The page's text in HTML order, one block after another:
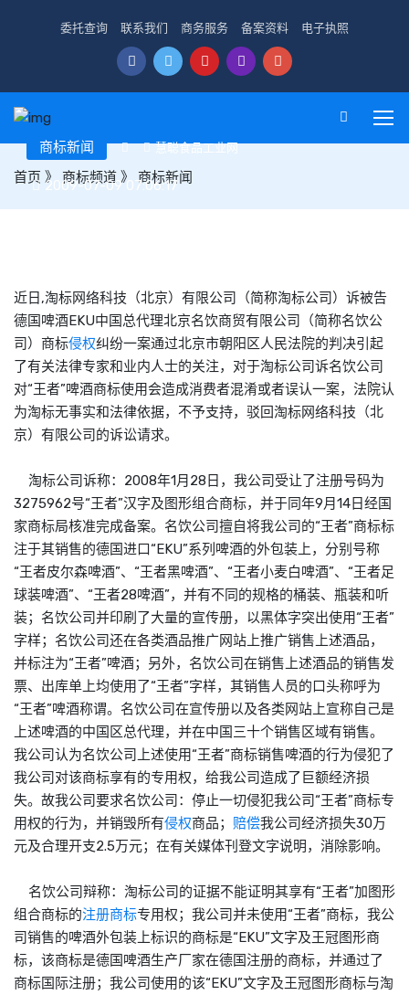
委托查询 联系我们 商务服务 备案资料 电子执照
首页 》 商标频道》商标新闻
商标新闻 慧聪食品工业网
2009-07-09 07:06:17
近日,淘标网络科技（北京）有限公司（简称淘标公司）诉被告
德国啤酒EKU中国总代理北京名饮商贸有限公司（简称名饮公
司）商标侵权纠纷一案通过北京市朝阳区人民法院的判决引起
了有关法律专家和业内人士的关注，对于淘标公司诉名饮公司
对“王者”啤酒商标使用会造成消费者混淆或者误认一案，法院认
为淘标无事实和法律依据，不予支持，驳回淘标网络科技（北
京）有限公司的诉讼请求。
淘标公司诉称：2008年1月28日，我公司受让了注册号码为
3275962号“王者”汉字及图形组合商标，并于同年9月14日经国
家商标局核准完成备案。名饮公司擅自将我公司的“王者”商标标
注于其销售的德国进口“EKU”系列啤酒的外包装上，分别号称
“王者皮尔森啤酒”、“王者黑啤酒”、“王者小麦白啤酒”、“王者足
球装啤酒”、“王者28啤酒”，并有不同的规格的桶装、瓶装和听
装；名饮公司并印刷了大量的宣传册，以黑体字突出使用“王者”
字样；名饮公司还在各类酒品推广网站上推广销售上述酒品，
并标注为“王者”啤酒；另外，名饮公司在销售上述酒品的销售发
票、出库单上均使用了“王者”字样，其销售人员的口头称呼为
“王者”啤酒称谓。名饮公司在宣传册以及各类网站上宣称自己是
上述啤酒的中国区总代理，并在中国三十个销售区域有销售。
我公司认为名饮公司上述使用“王者”商标销售啤酒的行为侵犯了
我公司对该商标享有的专用权，给我公司造成了巨额经济损
失。故我公司要求名饮公司：停止一切侵犯我公司“王者”商标专
用权的行为，并销毁所有侵权商品； 赔偿我公司经济损失30万
元及合理开支2.5万元；在有关媒体刊登文字说明，消除影响。
名饮公司辩称：淘标公司的证据不能证明其享有“王者”加图形
组合商标的注册商标专用权；我公司并未使用“王者”商标，我公
司销售的啤酒外包装上标识的商标是“EKU”文字及王冠图形商
标，该商标是德国啤酒生产厂家在德国注册的商标，并通过了
商标国际注册；我公司使用的该“EKU”文字及王冠图形商标与淘